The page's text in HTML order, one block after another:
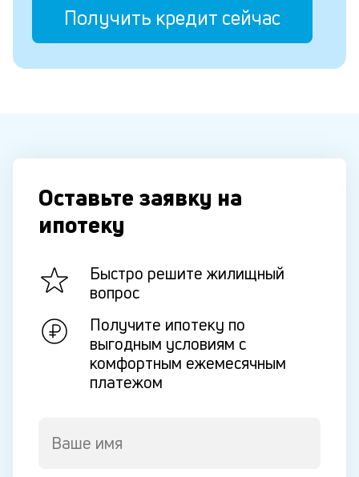
Получить кредит сейчас
Оставьте заявку на
ипотеку
Быстро решите жилищный
вопрос
Получите ипотеку по
выгодным условиям с
комфортным ежемесячным
платежом
Ваше имя